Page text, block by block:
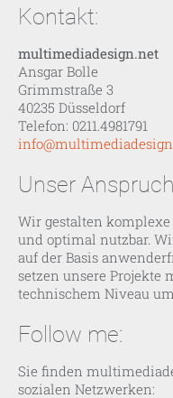
Kontakt:
multimediadesign.net
Ansgar Bolle
Grimmstraße 3
40235 Düsseldorf
Telefon: 0211.4981791
Unser
Wir gestalten
und optimal nutzbar.
auf der Basis
setzen unsere Projekte
technischem Niveau
Follow me:
Sie finden
sozialen Netzwerken: